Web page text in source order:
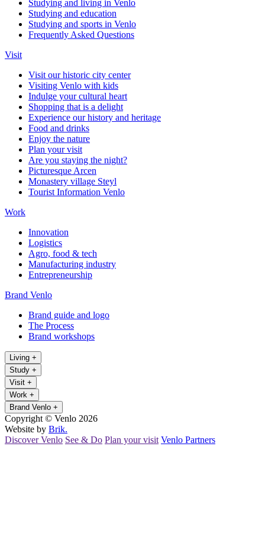
Studying and living in Venlo
Studying and education
Studying and sports in Venlo
Frequently Asked Questions
Visit
Visit our historic city center
Visiting Venlo with kids
Indulge your cultural heart
Shopping that is a delight
Experience our history and heritage
Food and drinks
Enjoy the nature
Plan your visit
Are you staying the night?
Picturesque Arcen
Monastery village Steyl
Tourist Information Venlo
Work
Innovation
Logistics
Agro, food & tech
Manufacturing industry
Entrepreneurship
Brand Venlo
Brand guide and logo
The Process
Brand workshops
Living +
Study +
Visit +
Work +
Brand Venlo +
Copyright © Venlo 2026
Website by Brik.
Discover Venlo See & Do Plan your visit Venlo Partners